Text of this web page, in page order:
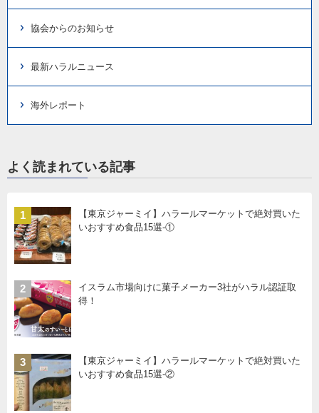
協会からのお知らせ
最新ハラルニュース
海外レポート
よく読まれている記事
1
【東京ジャーミイ】ハラールマーケットで絶対買いた
いおすすめ食品15選-①
2
イスラム市場向けに菓子メーカー3社がハラル認証取
得！
3
【東京ジャーミイ】ハラールマーケットで絶対買いた
いおすすめ食品15選-②